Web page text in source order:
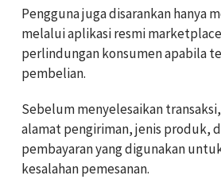
Pengguna juga disarankan hanya
melalui aplikasi resmi
perlindungan konsumen apabila
pembelian.
Sebelum menyelesaikan
alamat pengiriman, jenis produk,
pembayaran yang digunakan
kesalahan pemesanan.